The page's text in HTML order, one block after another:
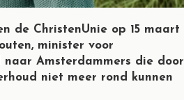
de ChristenUnie op 15 maart
minister voor
Amsterdammers die door
niet meer rond kunnen